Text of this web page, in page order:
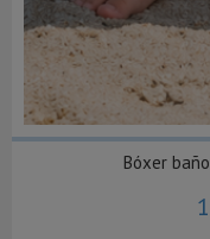
Bóxer